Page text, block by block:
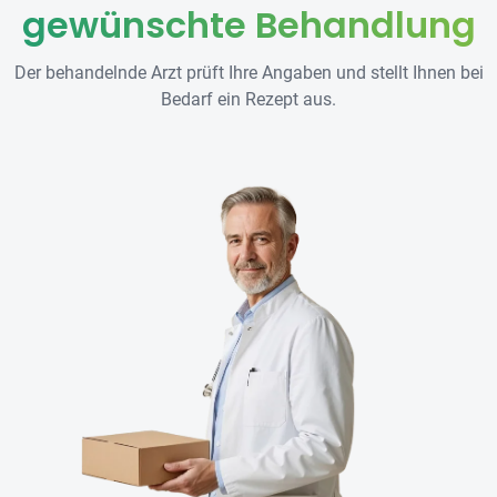
gewünschte Behandlung
Der behandelnde Arzt prüft Ihre Angaben und stellt Ihnen bei
Bedarf ein Rezept aus.